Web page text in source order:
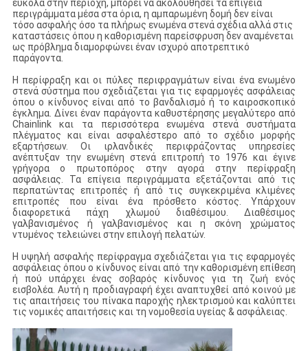
εύκολα στην περιοχή, μπορεί να ακολουθήσει τα επίγεια
περιγράμματα μέσα στα όρια, η αμπαρωμένη δομή δεν είναι
τόσο ασφαλής όσο τα πλήρως ενωμένα στενά σχέδια αλλά στις
καταστάσεις όπου η καθορισμένη παρείσφρυση δεν αναμένεται
ως πρόβλημα διαμορφώνει έναν ισχυρό αποτρεπτικό
παράγοντα.
Η περίφραξη και οι πύλες περιφραγμάτων είναι ένα ενωμένο
στενά σύστημα που σχεδιάζεται για τις εφαρμογές ασφάλειας
όπου ο κίνδυνος είναι από το βανδαλισμό ή το καιροσκοπικό
έγκλημα. Δίνει έναν παράγοντα καθυστέρησης μεγαλύτερο από
Chainlink και τα περισσότερα ενωμένα στενά συστήματα
πλέγματος και είναι ασφαλέστερο από το σχέδιο μορφής
εξαρτήσεων. Οι ιρλανδικές περιφράζοντας υπηρεσίες
ανέπτυξαν την ενωμένη στενά επιτροπή το 1976 και έγινε
γρήγορα ο πρωτοπόρος στην αγορά στην περίφραξη
ασφάλειας. Τα επίγεια περιγράμματα εξετάζονται από τις
περπατώντας επιτροπές ή από τις συγκεκριμένα κλιμένες
επιτροπές που είναι ένα πρόσθετο κόστος. Υπάρχουν
διαφορετικά πάχη χλωμού διαθέσιμου. Διαθέσιμος
γαλβανισμένος ή γαλβανισμένος και η σκόνη χρώματος
ντυμένος τελειώνει στην επιλογή πελατών.
Η υψηλή ασφαλής περίφραγμα σχεδιάζεται για τις εφαρμογές
ασφάλειας όπου ο κίνδυνος είναι από την καθορισμένη επίθεση
ή πού υπάρχει ένας σοβαρός κίνδυνος για τη ζωή ενός
εισβολέα. Αυτή η προδιαγραφή έχει αναπτυχθεί από κοινού με
τις απαιτήσεις του πίνακα παροχής ηλεκτρισμού και καλύπτει
τις νομικές απαιτήσεις και τη νομοθεσία υγείας & ασφάλειας.